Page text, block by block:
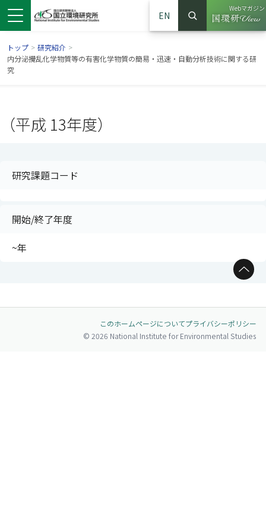
EN
サイト内検索
検索
Webマガジン
（別ウイ
トップ > 研究紹介 >
内分泌攪乱化学物質等の有害化学物質の簡易・迅速・自動分析技術に関する研
究
（平成 13年度）
研究課題コード
開始/終了年度
~年
ページトップへ
このホームページについてプライバシーポリシー
© 2026 National Institute for Environmental Studies